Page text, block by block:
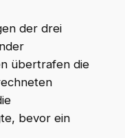
der drei
übertrafen die
bevor ein